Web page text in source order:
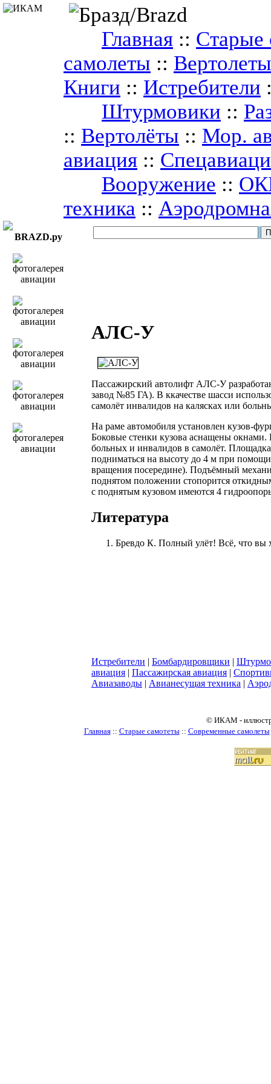
Главная :: Старые
самолеты :: Вертолеты
Книги :: Истребители
Штурмовики ::
:: Вертолёты :: Мор.
авиация ::
Вооружение ::
техника ::
BRAZD.ру
АЛС-У
Пассажирский автолифт АЛС-У
завод №85 ГА). В ккачестве шасси
самолёт инвалидов на калясках или
На раме автомобиля установлен кузов-
Боковые стенки кузова аснащены окнами.
больных и инвалидов в самолёт.
подниматься на высоту до 4 м при
вращения посередине). Подъёмный
поднятом положении стопорится
с поднятым кузовом имеются 4
Литература
Бревдо К. Полный улёт! Всё, что вы
Истребители | Бомбардировщики |
авиация | Пассажирская авиация |
Авиазаводы | Авианесущая техника |
© ИКАМ -
Главная:: Старые самотеты:: Современные самолеты